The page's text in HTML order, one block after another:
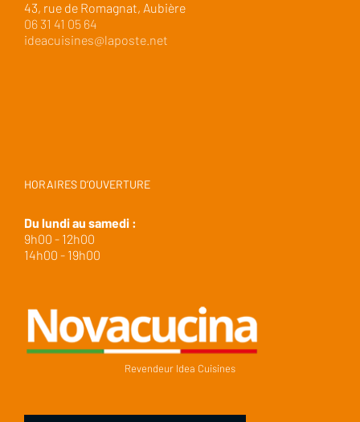
43, rue de Romagnat, Aubière
06 31 41 05 64
ideacuisines@laposte.net
HORAIRES D’OUVERTURE
Du lundi au samedi :
9h00 - 12h00
14h00 - 19h00
Revendeur Idea Cuisines